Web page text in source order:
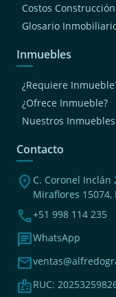
Costos Construcción
Glosario
Inmuebles
¿Requiere
¿Ofrece Inmueble?
Nuestros Inmuebles
Contacto
location_on C. Coronel Inclán
Miraflores 15074,
phone+51 998 114 235
chatWhatsApp
mail
badgeRUC: